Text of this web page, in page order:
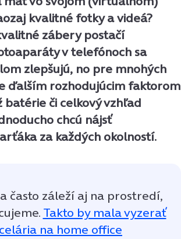
kvalitné fotky a videá?
zábery postačí
v telefónoch sa
zlepšujú, no pre mnohých
ďalším rozhodujúcim faktorom
batérie či celkový vzhľad
chcú nájsť
za každých okolností.
často záleží aj na prostredí,
Takto by mala vyzerať
na home office